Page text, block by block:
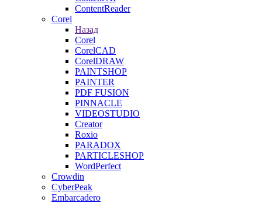
ContentReader
Corel
Назад
Corel
CorelCAD
CorelDRAW
PAINTSHOP
PAINTER
PDF FUSION
PINNACLE
VIDEOSTUDIO
Creator
Roxio
PARADOX
PARTICLESHOP
WordPerfect
Crowdin
CyberPeak
Embarcadero